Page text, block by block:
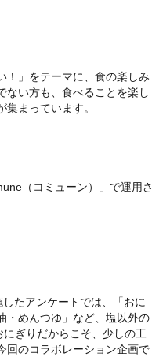
！」をテーマに、食の楽しみ
ない方も、食べることを楽し
まっています。
（コミューン）」で運用さ
たアンケートでは、「おに
・めんつゆ」など、塩以外の
ぎりだからこそ、少しの工
回のコラボレーション企画で